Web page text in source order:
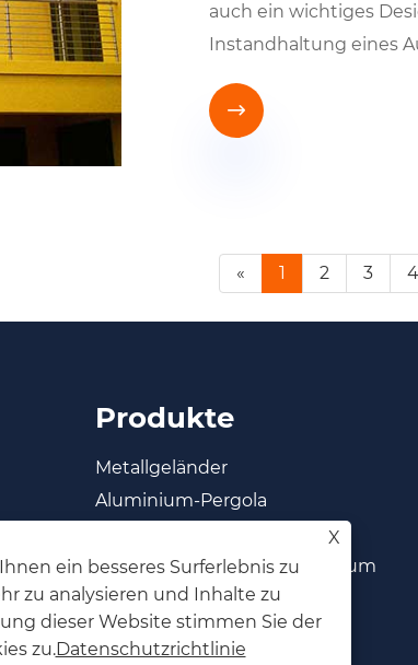
auch ein wichtiges
Instandhaltung eines

« 1 2 3 4
Produkte
Metallgeländer
Aluminium-Pergola
Lamellenfenster aus Aluminium
Sichtschutz
Vinylgeländer
X
ein besseres Surferlebnis zu
zu analysieren und Inhalte zu
dieser Website stimmen Sie der
zu.Datenschutzrichtlinie